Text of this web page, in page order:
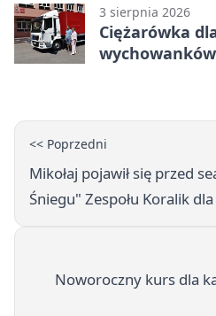
3 sierpnia 2026
Ciężarówka
<< Poprzedni
Mikołaj pojawił się przed
Śniegu" Zespołu Koralik
Noworoczny kurs dla